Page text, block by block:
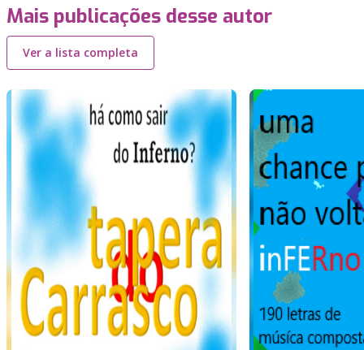
Mais publicações desse autor
Ver a lista completa